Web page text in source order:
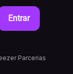
Entrar
Parcerias